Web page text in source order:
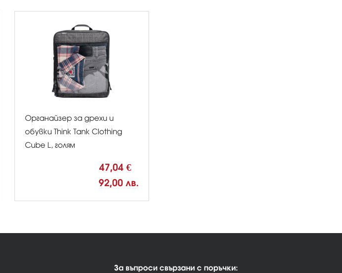
Органайзер за дрехи и
обувки Think Tank Clothing
Cube L, голям
47,04 €
92,00 лв.
За въпроси свързани с поръчки: